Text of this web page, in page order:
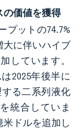
の価値を獲得
プットの74.7%
大に伴いハイブ
しています。
2025年後半に
る二系列液化
統合していま
ドルを追加し